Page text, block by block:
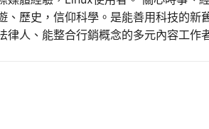
、歷史，信仰科學。是能善用科技的
律人、能整合行銷概念的多元內容工作